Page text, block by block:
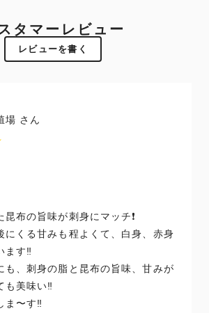
タマーレビュー
レビューを書く
場
昆布の旨味が刺身にマッチ❗️
にくる甘みも程よくて、白身、赤身
ます‼️
も、刺身の脂と昆布の旨味、甘みが
も美味い‼️
ま〜す‼️